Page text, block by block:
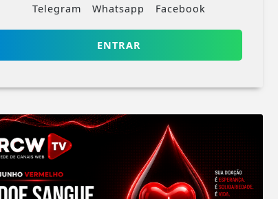
Telegram Whatsapp Facebook
ENTRAR